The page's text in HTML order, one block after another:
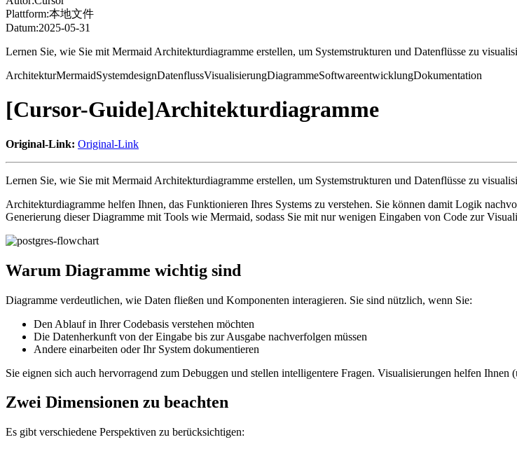
Plattform:本地文件
Datum:2025-05-31
Lernen Sie, wie Sie mit Mermaid Architekturdiagramme erstellen, um Systemstrukturen und Datenflüsse zu
ArchitekturMermaidSystemdesignDatenflussVisualisierungDiagrammeSoftwareentwicklungDokumentation
[Cursor-Guide]Architekturdiagramme
Original-Link: Original-Link
Lernen Sie, wie Sie mit Mermaid Architekturdiagramme erstellen, um Systemstrukturen und Datenflüsse zu
Architekturdiagramme helfen Ihnen, das Funktionieren Ihres Systems zu verstehen. Sie können damit Logik
Generierung dieser Diagramme mit Tools wie Mermaid, sodass Sie mit nur wenigen Eingaben von Code zur
Warum Diagramme wichtig sind
Diagramme verdeutlichen, wie Daten fließen und Komponenten interagieren. Sie sind nützlich, wenn Sie:
Den Ablauf in Ihrer Codebasis verstehen möchten
Die Datenherkunft von der Eingabe bis zur Ausgabe nachverfolgen müssen
Andere einarbeiten oder Ihr System dokumentieren
Sie eignen sich auch hervorragend zum Debuggen und stellen intelligentere Fragen. Visualisierungen helfen Ihnen
Zwei Dimensionen zu beachten
Es gibt verschiedene Perspektiven zu berücksichtigen: